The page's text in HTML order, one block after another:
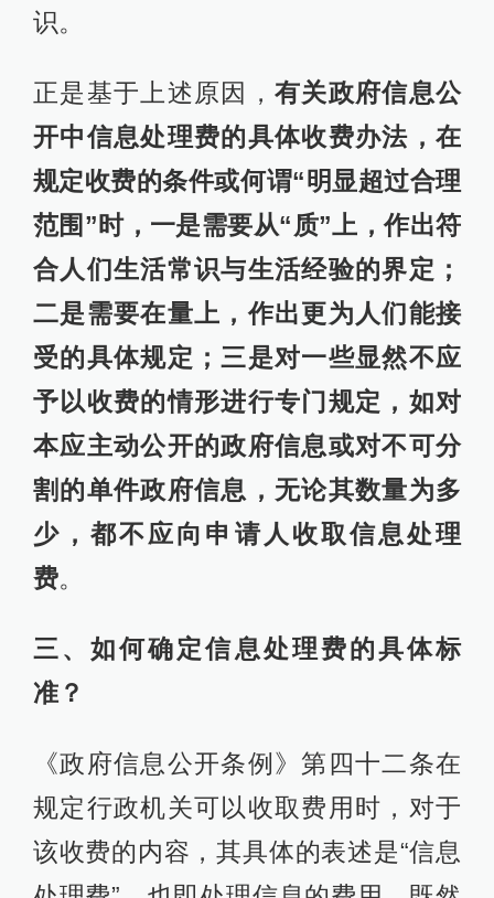
识。
正是基于上述原因，有关政府信息公
开中信息处理费的具体收费办法，在
规定收费的条件或何谓“明显超过合理
范围”时，一是需要从“质”上，作出符
合人们生活常识与生活经验的界定；
二是需要在量上，作出更为人们能接
受的具体规定；三是对一些显然不应
予以收费的情形进行专门规定，如对
本应主动公开的政府信息或对不可分
割的单件政府信息，无论其数量为多
少，都不应向申请人收取信息处理
费。
三、如何确定信息处理费的具体标
准？
《政府信息公开条例》第四十二条在
规定行政机关可以收取费用时，对于
该收费的内容，其具体的表述是“信息